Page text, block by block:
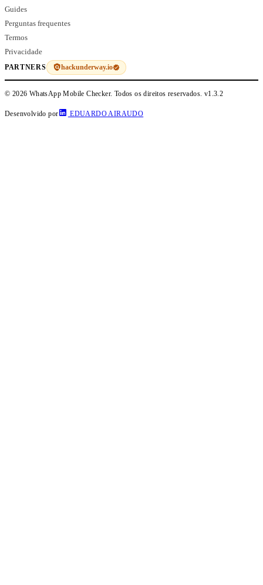
Guides
Perguntas frequentes
Termos
Privacidade
PARTNERS hackunderway.io
© 2026 WhatsApp Mobile Checker. Todos os direitos reservados. v1.3.2
Desenvolvido por EDUARDO AIRAUDO